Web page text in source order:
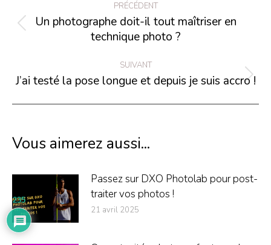
article
PRÉCÉDENT
Article
précédent
:
Un photographe doit-il tout maîtriser en
technique photo ?
SUIVANT
Article
J’ai testé la pose longue et depuis je suis accro !
Vous aimerez aussi...
Passez sur DXO Photolab pour post-
traiter vos photos !
21 avril 2025
235